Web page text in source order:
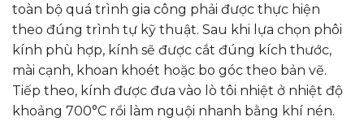
toàn bộ quá trình gia công phải được thực hiện
theo đúng trình tự kỹ thuật. Sau khi lựa chọn phôi
kính phù hợp, kính sẽ được cắt đúng kích thước,
mài cạnh, khoan khoét hoặc bo góc theo bản vẽ.
Tiếp theo, kính được đưa vào lò tôi nhiệt ở nhiệt độ
khoảng 700°C rồi làm nguội nhanh bằng khí nén.